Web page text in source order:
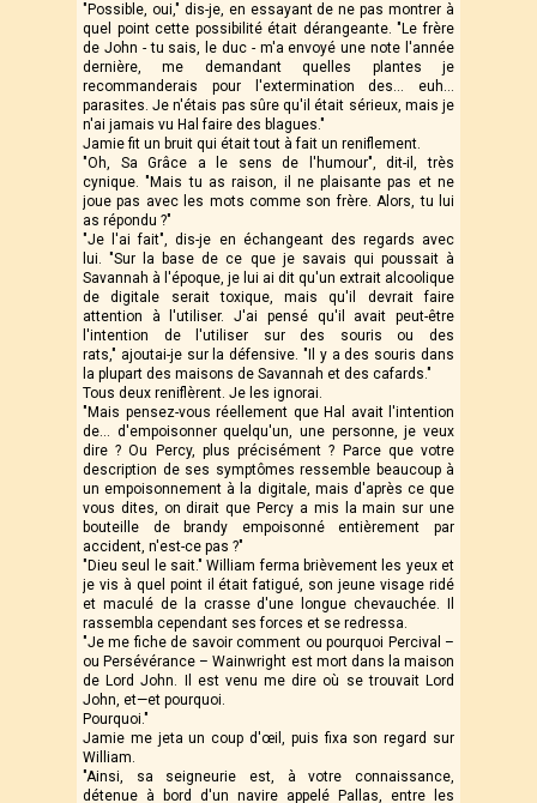
"Possible, oui," dis-je, en essayant de ne pas montrer à
quel point cette possibilité était dérangeante. "Le frère
de John - tu sais, le duc - m'a envoyé une note l'année
dernière, me demandant quelles plantes je
recommanderais pour l'extermination des… euh…
parasites. Je n'étais pas sûre qu'il était sérieux, mais je
n'ai jamais vu Hal faire des blagues."
Jamie fit un bruit qui était tout à fait un reniflement.
"Oh, Sa Grâce a le sens de l'humour", dit-il, très
cynique. "Mais tu as raison, il ne plaisante pas et ne
joue pas avec les mots comme son frère. Alors, tu lui
as répondu ?"
"Je l'ai fait", dis-je en échangeant des regards avec
lui. "Sur la base de ce que je savais qui poussait à
Savannah à l'époque, je lui ai dit qu'un extrait alcoolique
de digitale serait toxique, mais qu'il devrait faire
attention à l'utiliser. J'ai pensé qu'il avait peut-être
l'intention de l'utiliser sur des souris ou des
rats," ajoutai-je sur la défensive. "Il y a des souris dans
la plupart des maisons de Savannah et des cafards."
Tous deux reniflèrent. Je les ignorai.
"Mais pensez-vous réellement que Hal avait l'intention
de… d'empoisonner quelqu'un, une personne, je veux
dire ? Ou Percy, plus précisément ? Parce que votre
description de ses symptômes ressemble beaucoup à
un empoisonnement à la digitale, mais d'après ce que
vous dites, on dirait que Percy a mis la main sur une
bouteille de brandy empoisonné entièrement par
accident, n'est-ce pas ?"
"Dieu seul le sait." William ferma brièvement les yeux et
je vis à quel point il était fatigué, son jeune visage ridé
et maculé de la crasse d'une longue chevauchée. Il
rassembla cependant ses forces et se redressa.
"Je me fiche de savoir comment ou pourquoi Percival –
ou Persévérance – Wainwright est mort dans la maison
de Lord John. Il est venu me dire où se trouvait Lord
John, et—et pourquoi.
Pourquoi."
Jamie me jeta un coup d'œil, puis fixa son regard sur
William.
"Ainsi, sa seigneurie est, à votre connaissance,
détenue à bord d'un navire appelé Pallas, entre les